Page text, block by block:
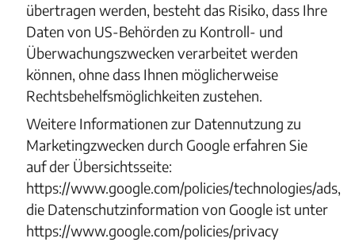
übertragen werden, besteht das Risiko, dass Ihre
Daten von US-Behörden zu Kontroll- und
Überwachungszwecken verarbeitet werden
können, ohne dass Ihnen möglicherweise
Rechtsbehelfsmöglichkeiten zustehen.
Weitere Informationen zur Datennutzung zu
Marketingzwecken durch Google erfahren Sie
auf der Übersichtsseite:
https://www.google.com/policies/technologies/ads,
die Datenschutzinformation von Google ist unter
https://www.google.com/policies/privacy